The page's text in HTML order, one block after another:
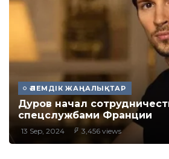
ӘЛЕМДІК ЖАҢАЛЫҚТАР
Дуров начал
спецслужбами Франции
13 Sep, 2024 3,456 views